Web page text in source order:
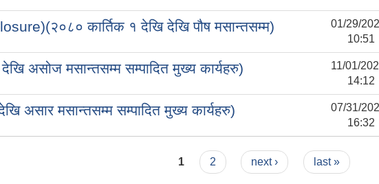
कार्तिक १ देखि देखि पौष मसान्तसम्म)
01/29/
10:51
असोज मसान्तसम्म सम्पादित मुख्य कार्यहरु)
11/01/
14:12
असार मसान्तसम्म सम्पादित मुख्य कार्यहरु)
07/31/
16:32
1 2 next › last »